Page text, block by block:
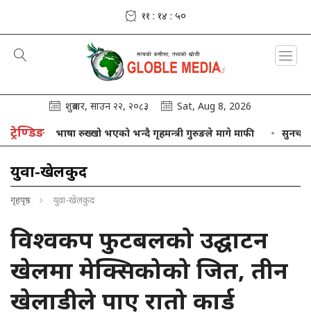
११ : १४ : ५१
शुक्रबार, साउन २२, २०८३ Sat, Aug 8, 2026
ट्रेण्डिङ
भाषा रुख्खो भएको भन्दै गृहमन्त्री गुरुङले मागे माफी सुनचाँदीको
युवा-खेलकुद
गृहपृष्ठ युवा-खेलकुद
विश्वकप फुटबलको उद्घाटन
खेलमा मेक्सिकोको जित, तीन
खेलाडीले पाए रातो कार्ड